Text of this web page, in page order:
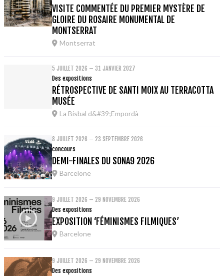
VISITE COMMENTÉE DU PREMIER MYSTÈRE DE
GLOIRE DU ROSAIRE MONUMENTAL DE
MONTSERRAT
Montserrat
5 JUILLET 2026 – 31 JANVIER 2027
Des expositions
RÉTROSPECTIVE DE SANTI MOIX AU TERRACOTTA
MUSÉE
La Bisbal d&#39;Empordà
8 JUILLET 2026 – 23 SEPTEMBRE 2026
concours
DEMI-FINALES DU SONA9 2026
Barcelone
9 JUILLET 2026 – 29 NOVEMBRE 2026
Des expositions
EXPOSITION ‘FÉMINISMES FILMIQUES’
Barcelone
9 JUILLET 2026 – 29 NOVEMBRE 2026
Des expositions